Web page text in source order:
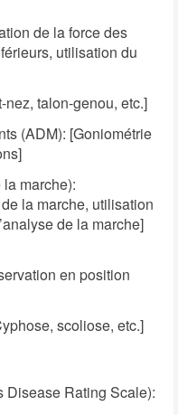
de la force des
utilisation du
talon-genou, etc.]
(ADM): [Goniométrie
marche):
la marche, utilisation
de la marche]
en position
scoliose, etc.]
Disease Rating Scale):